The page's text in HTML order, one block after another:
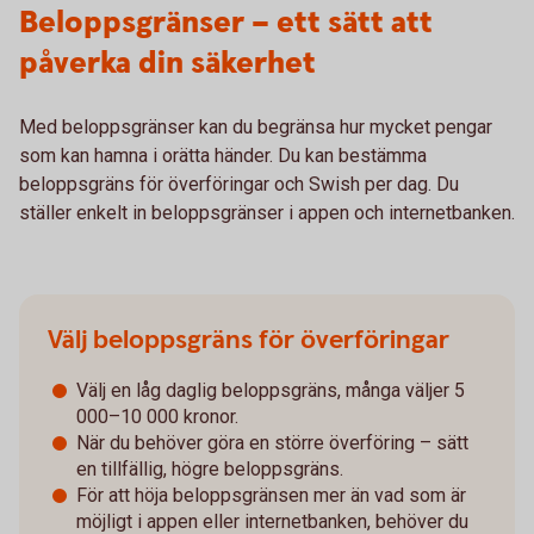
Beloppsgränser – ett sätt att
påverka din säkerhet
Med beloppsgränser kan du begränsa hur mycket pengar
som kan hamna i orätta händer. Du kan bestämma
beloppsgräns för överföringar och Swish per dag. Du
ställer enkelt in beloppsgränser i appen och internetbanken.
Välj beloppsgräns för överföringar
Välj en låg daglig beloppsgräns, många väljer 5
000–10 000 kronor.
När du behöver göra en större överföring – sätt
en tillfällig, högre beloppsgräns.
För att höja beloppsgränsen mer än vad som är
möjligt i appen eller internetbanken, behöver du